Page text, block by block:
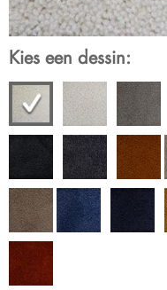
Kies een dessin: